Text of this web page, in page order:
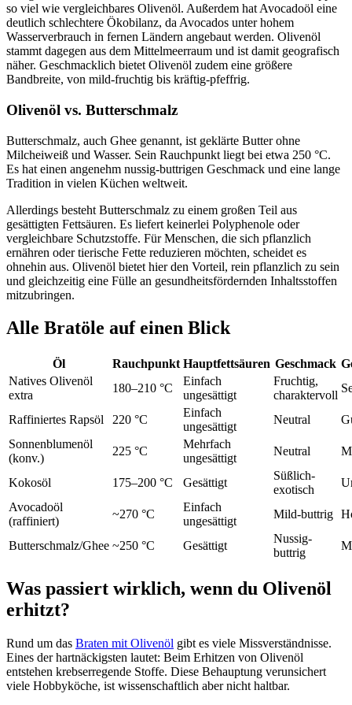
so viel wie vergleichbares Olivenöl. Außerdem hat Avocadoöl eine
deutlich schlechtere Ökobilanz, da Avocados unter hohem
Wasserverbrauch in fernen Ländern angebaut werden. Olivenöl
stammt dagegen aus dem Mittelmeerraum und ist damit geografisch
näher. Geschmacklich bietet Olivenöl zudem eine größere
Bandbreite, von mild-fruchtig bis kräftig-pfeffrig.
Olivenöl vs. Butterschmalz
Butterschmalz, auch Ghee genannt, ist geklärte Butter ohne
Milcheiweiß und Wasser. Sein Rauchpunkt liegt bei etwa 250 °C.
Es hat einen angenehm nussig-buttrigen Geschmack und eine lange
Tradition in vielen Küchen weltweit.
Allerdings besteht Butterschmalz zu einem großen Teil aus
gesättigten Fettsäuren. Es liefert keinerlei Polyphenole oder
vergleichbare Schutzstoffe. Für Menschen, die sich pflanzlich
ernähren oder tierische Fette reduzieren möchten, scheidet es
ohnehin aus. Olivenöl bietet hier den Vorteil, rein pflanzlich zu sein
und gleichzeitig eine Fülle an gesundheitsfördernden Inhaltsstoffen
mitzubringen.
Alle Bratöle auf einen Blick
Öl Rauchpunkt Hauptfettsäuren Geschmack
Natives Olivenöl
extra
180–210 °C
Einfach
ungesättigt
Fruchtig,
charaktervoll
Raffiniertes Rapsöl 220 °C
Einfach
ungesättigt
Neutral
Sonnenblumenöl
(konv.)
225 °C
Mehrfach
ungesättigt
Neutral
Kokosöl 175–200 °C Gesättigt
Süßlich-
exotisch
Avocadoöl
(raffiniert)
~270 °C
Einfach
ungesättigt
Mild-buttrig
Butterschmalz/Ghee ~250 °C Gesättigt
Nussig-
buttrig
Was passiert wirklich, wenn du Olivenöl
erhitzt?
Rund um das Braten mit Olivenöl gibt es viele Missverständnisse.
Eines der hartnäckigsten lautet: Beim Erhitzen von Olivenöl
entstehen krebserregende Stoffe. Diese Behauptung verunsichert
viele Hobbyköche, ist wissenschaftlich aber nicht haltbar.